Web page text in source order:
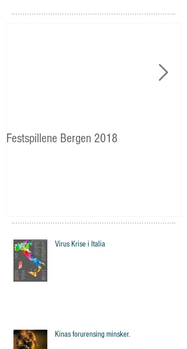
Festspillene Bergen 2018
Virus Krise i Italia
Kinas forurensing minsker.